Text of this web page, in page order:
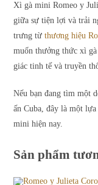
Xì gà mini Romeo y
giữa sự tiện lợi và trải
trưng từthương hiệu
muốn thưởng thức xì
giác tinh tế và truyền
Nếu bạn đang tìm một
ấn Cuba, đây là một
mini hiện nay.
Sản phẩm